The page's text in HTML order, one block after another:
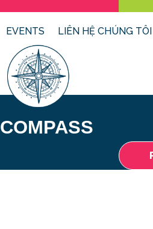
EVENTS LIÊN HỆ CHÚNG TÔI
COMPASS